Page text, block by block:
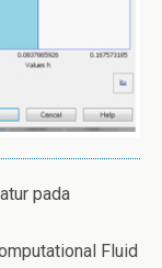
pada
Fluid